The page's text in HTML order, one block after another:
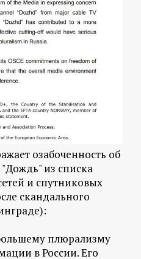
озабоченность об
из списка
и спутниковых
скандального
плюрализму
в России. Его